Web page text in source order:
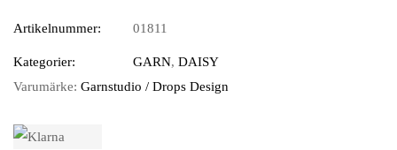
Artikelnummer: 01811
Kategorier: GARN, DAISY
Varumärke: Garnstudio / Drops Design